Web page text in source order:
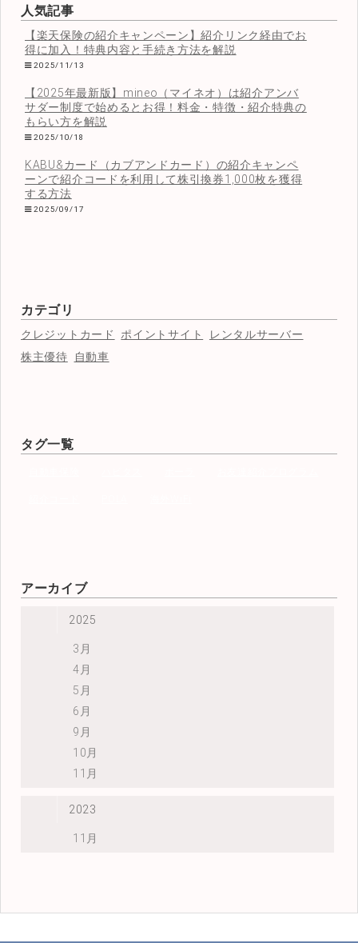
人気記事
【楽天保険の紹介キャンペーン】紹介リンク経由でお
得に加入！特典内容と手続き方法を解説
2025/11/13
【2025年最新版】mineo（マイネオ）は紹介アンバ
サダー制度で始めるとお得！料金・特徴・紹介特典の
もらい方を解説
2025/10/18
KABU&カード（カブアンドカード）の紹介キャンペ
ーンで紹介コードを利用して株引換券1,000枚を獲得
する方法
2025/09/17
カテゴリ
クレジットカード ポイントサイト
レンタルサーバー
株主優待
自動車
タグ一覧
アーカイブ
2025
3月
4月
5月
6月
9月
10月
11月
2023
11月